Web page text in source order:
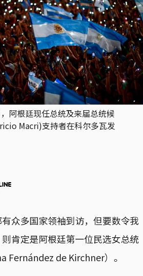
阿根廷现任总统及来届总统候
Macri)支持者在科尔多瓦发
众多国家领袖到访，但要数令我
肯定是阿根廷第一位民选女总统
Fernández de Kirchner）。